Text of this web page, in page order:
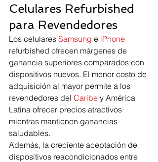
Celulares Refurbished
para Revendedores
Los celulares Samsung e iPhone
refurbished ofrecen márgenes de
ganancia superiores comparados con
dispositivos nuevos. El menor costo de
adquisición al mayor permite a los
revendedores del Caribe y América
Latina ofrecer precios atractivos
mientras mantienen ganancias
saludables.
Además, la creciente aceptación de
dispositivos reacondicionados entre